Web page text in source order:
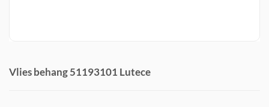
Vlies behang 51193101 Lutece